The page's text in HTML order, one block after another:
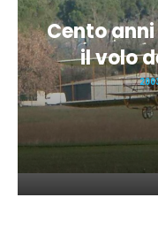
Cento
il volo